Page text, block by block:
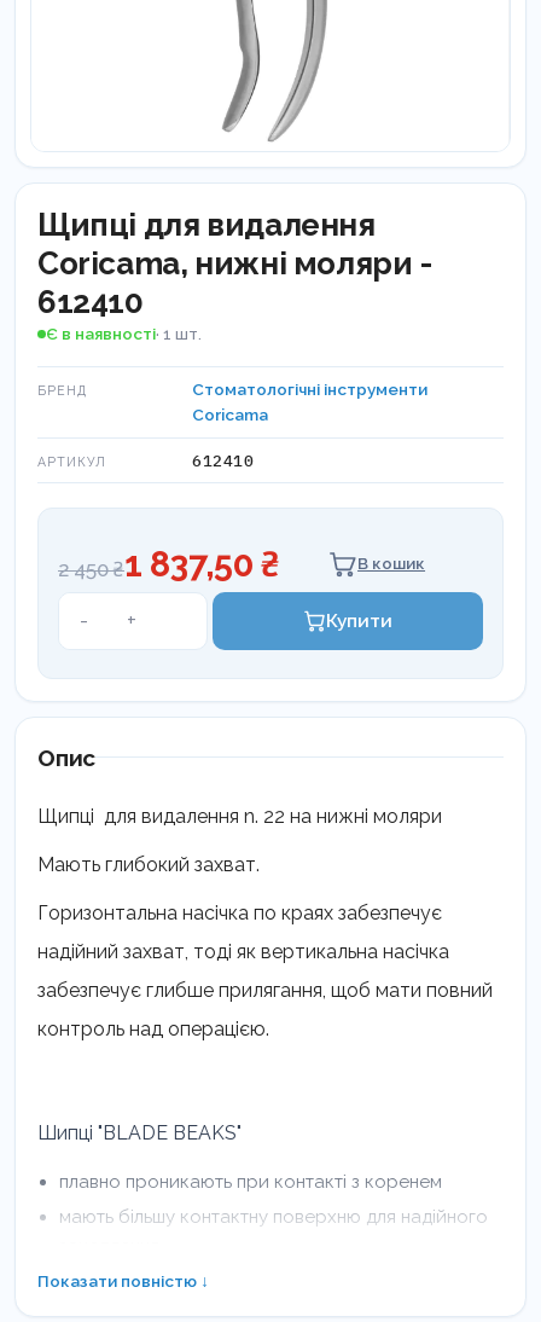
Щипці для видалення
Coricama, нижні моляри -
612410
Є в наявності· 1 шт.
БРЕНД
Стоматологічні інструменти
Coricama
АРТИКУЛ 612410
2 450 ₴1 837,50 ₴ В кошик
-
Щипці
нижні
моляри
+ Купити
Опис
Щипці для видалення n. 22 на нижні моляри
Мають глибокий захват.
Горизонтальна насічка по краях забезпечує
надійний захват, тоді як вертикальна насічка
забезпечує глибше прилягання, щоб мати повний
контроль над операцією.
Шипці "BLADE BEAKS"
плавно проникають при контакті з коренем
мають більшу контактну поверхню для надійного
делікатні по відношенню до оточуючих тканин і
Показати повністю ↓